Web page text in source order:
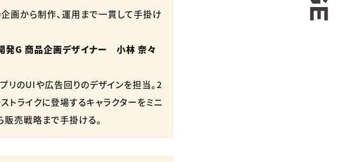
画から制作、運用まで一貫して手掛け
発G 商品企画デザイナー 小林 奈々
リのUIや広告回りのデザインを担当。2
ライクに登場するキャラクターをミニ
販売戦略まで手掛ける。